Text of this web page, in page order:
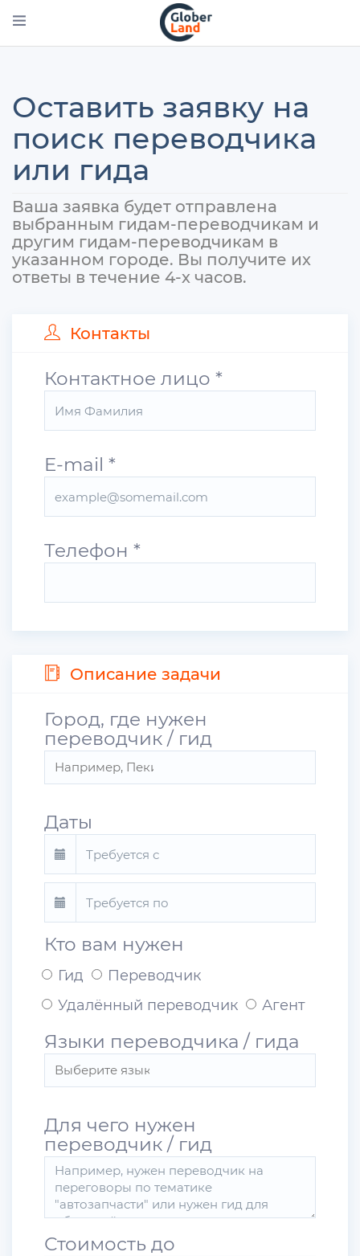
основному
Оставить заявку на
поиск переводчика
или гида
Ваша заявка будет отправлена
выбранным гидам-переводчикам и
другим гидам-переводчикам в
указанном городе. Вы получите их
ответы в течение 4-х часов.
Контакты
Контактное лицо *
E-mail *
Телефон *
Описание задачи
Город, где нужен
переводчик / гид
Даты
Кто вам нужен
Гид
Переводчик
Удалённый переводчик
Агент
Языки переводчика / гида
Для чего нужен
переводчик / гид
Стоимость до